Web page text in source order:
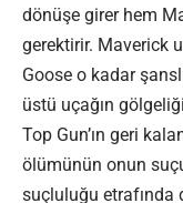
dönüşe girer hem
gerektirir. Maverick
Goose o kadar
üstü uçağın
Top Gun’ın geri
ölümünün onun
suçluluğu etrafında